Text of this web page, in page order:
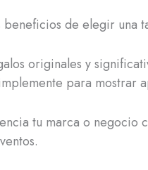
beneficios de elegir una
originales y
para mostrar
tu marca o negocio